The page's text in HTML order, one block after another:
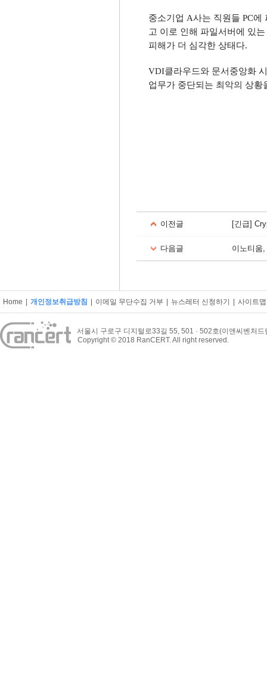
중소기업 A사는 직원들 PC에
고 이로 인해 파일서버에 있
피해가 더 심각한 상태다.
VDI클라우드와 문서중앙화
업무가 중단되는 최악의 상
이전글 [긴급]
다음글 이노티움
Home 개인정보취급방침 이메일 무단수집 거부 뉴스레터 신청하기 사이트맵
서울시 구로구 디지털로33길 55, 501 · 502호(이앤씨벤처드
Copyright © 2018 RanCERT. All right reserved.